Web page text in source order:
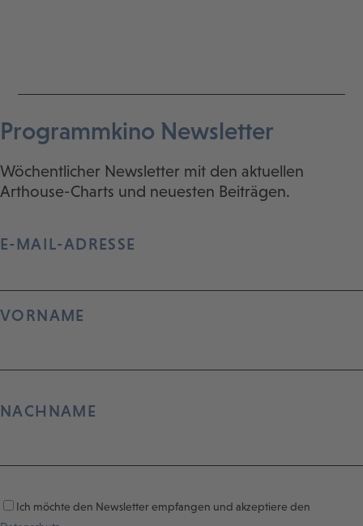
Programmkino Newsletter
Wöchentlicher Newsletter mit den aktuellen
Arthouse-Charts und neuesten Beiträgen.
E-MAIL-ADRESSE
VORNAME
NACHNAME
Ich möchte den Newsletter empfangen und akzeptiere den